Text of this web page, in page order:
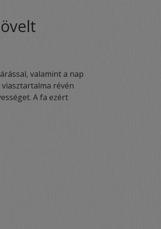
valamint a nap
révén
A fa ezért